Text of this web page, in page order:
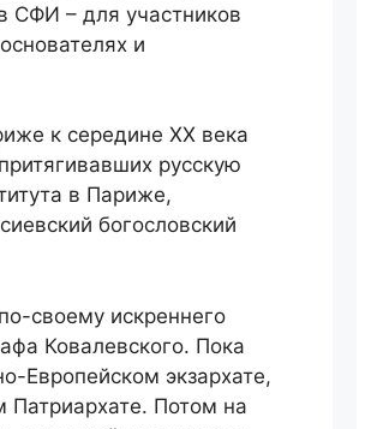
СФИ – для участников
и
к середине ХХ века
русскую
в Париже,
богословский
своему искреннего
Ковалевского. Пока
Европейском экзархате,
Потом на